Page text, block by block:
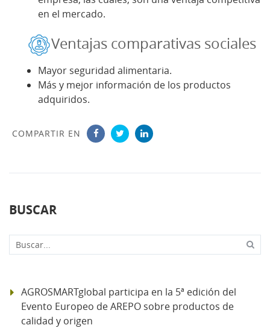
en el mercado.
Ventajas comparativas sociales
Mayor seguridad alimentaria.
Más y mejor información de los productos
adquiridos.
COMPARTIR EN
BUSCAR
Buscar...
AGROSMARTglobal participa en la 5ª edición del
Evento Europeo de AREPO sobre productos de
calidad y origen